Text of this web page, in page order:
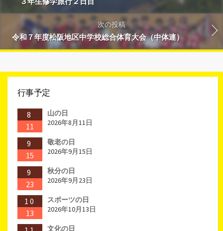
次の投稿
令和７年度松阪地区中学校総合体育大会（中体連）
行事予定
8
11
山の日
2026年8月11日
9
15
敬老の日
2026年9月15日
9
23
秋分の日
2026年9月23日
10
13
スポーツの日
2026年10月13日
文化の日